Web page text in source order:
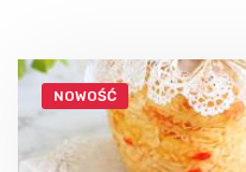
NOWOŚĆ